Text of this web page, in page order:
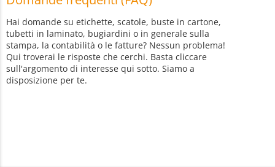
Hai domande su etichette, scatole, buste in cartone,
tubetti in laminato, bugiardini o in generale sulla
stampa, la contabilità o le fatture? Nessun problema!
Qui troverai le risposte che cerchi. Basta cliccare
sull'argomento di interesse qui sotto. Siamo a
disposizione per te.